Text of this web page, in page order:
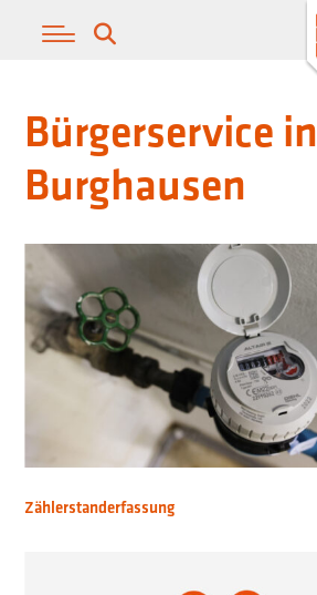
Bürgerservice in
Burghausen
Zählerstanderfassung